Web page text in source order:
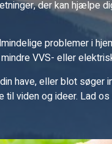
der kan hjælpe
problemer i
VVS- eller
have, eller blot søger
til viden og ideer. Lad